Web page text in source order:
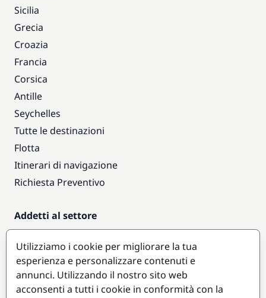
Sicilia
Grecia
Croazia
Francia
Corsica
Antille
Seychelles
Tutte le destinazioni
Flotta
Itinerari di navigazione
Richiesta Preventivo
Addetti al settore
Accesso armatori
Diventare partner
Destinazioni popolari
Utilizziamo i cookie per migliorare la tua
esperienza e personalizzare contenuti e
annunci. Utilizzando il nostro sito web
acconsenti a tutti i cookie in conformità con la